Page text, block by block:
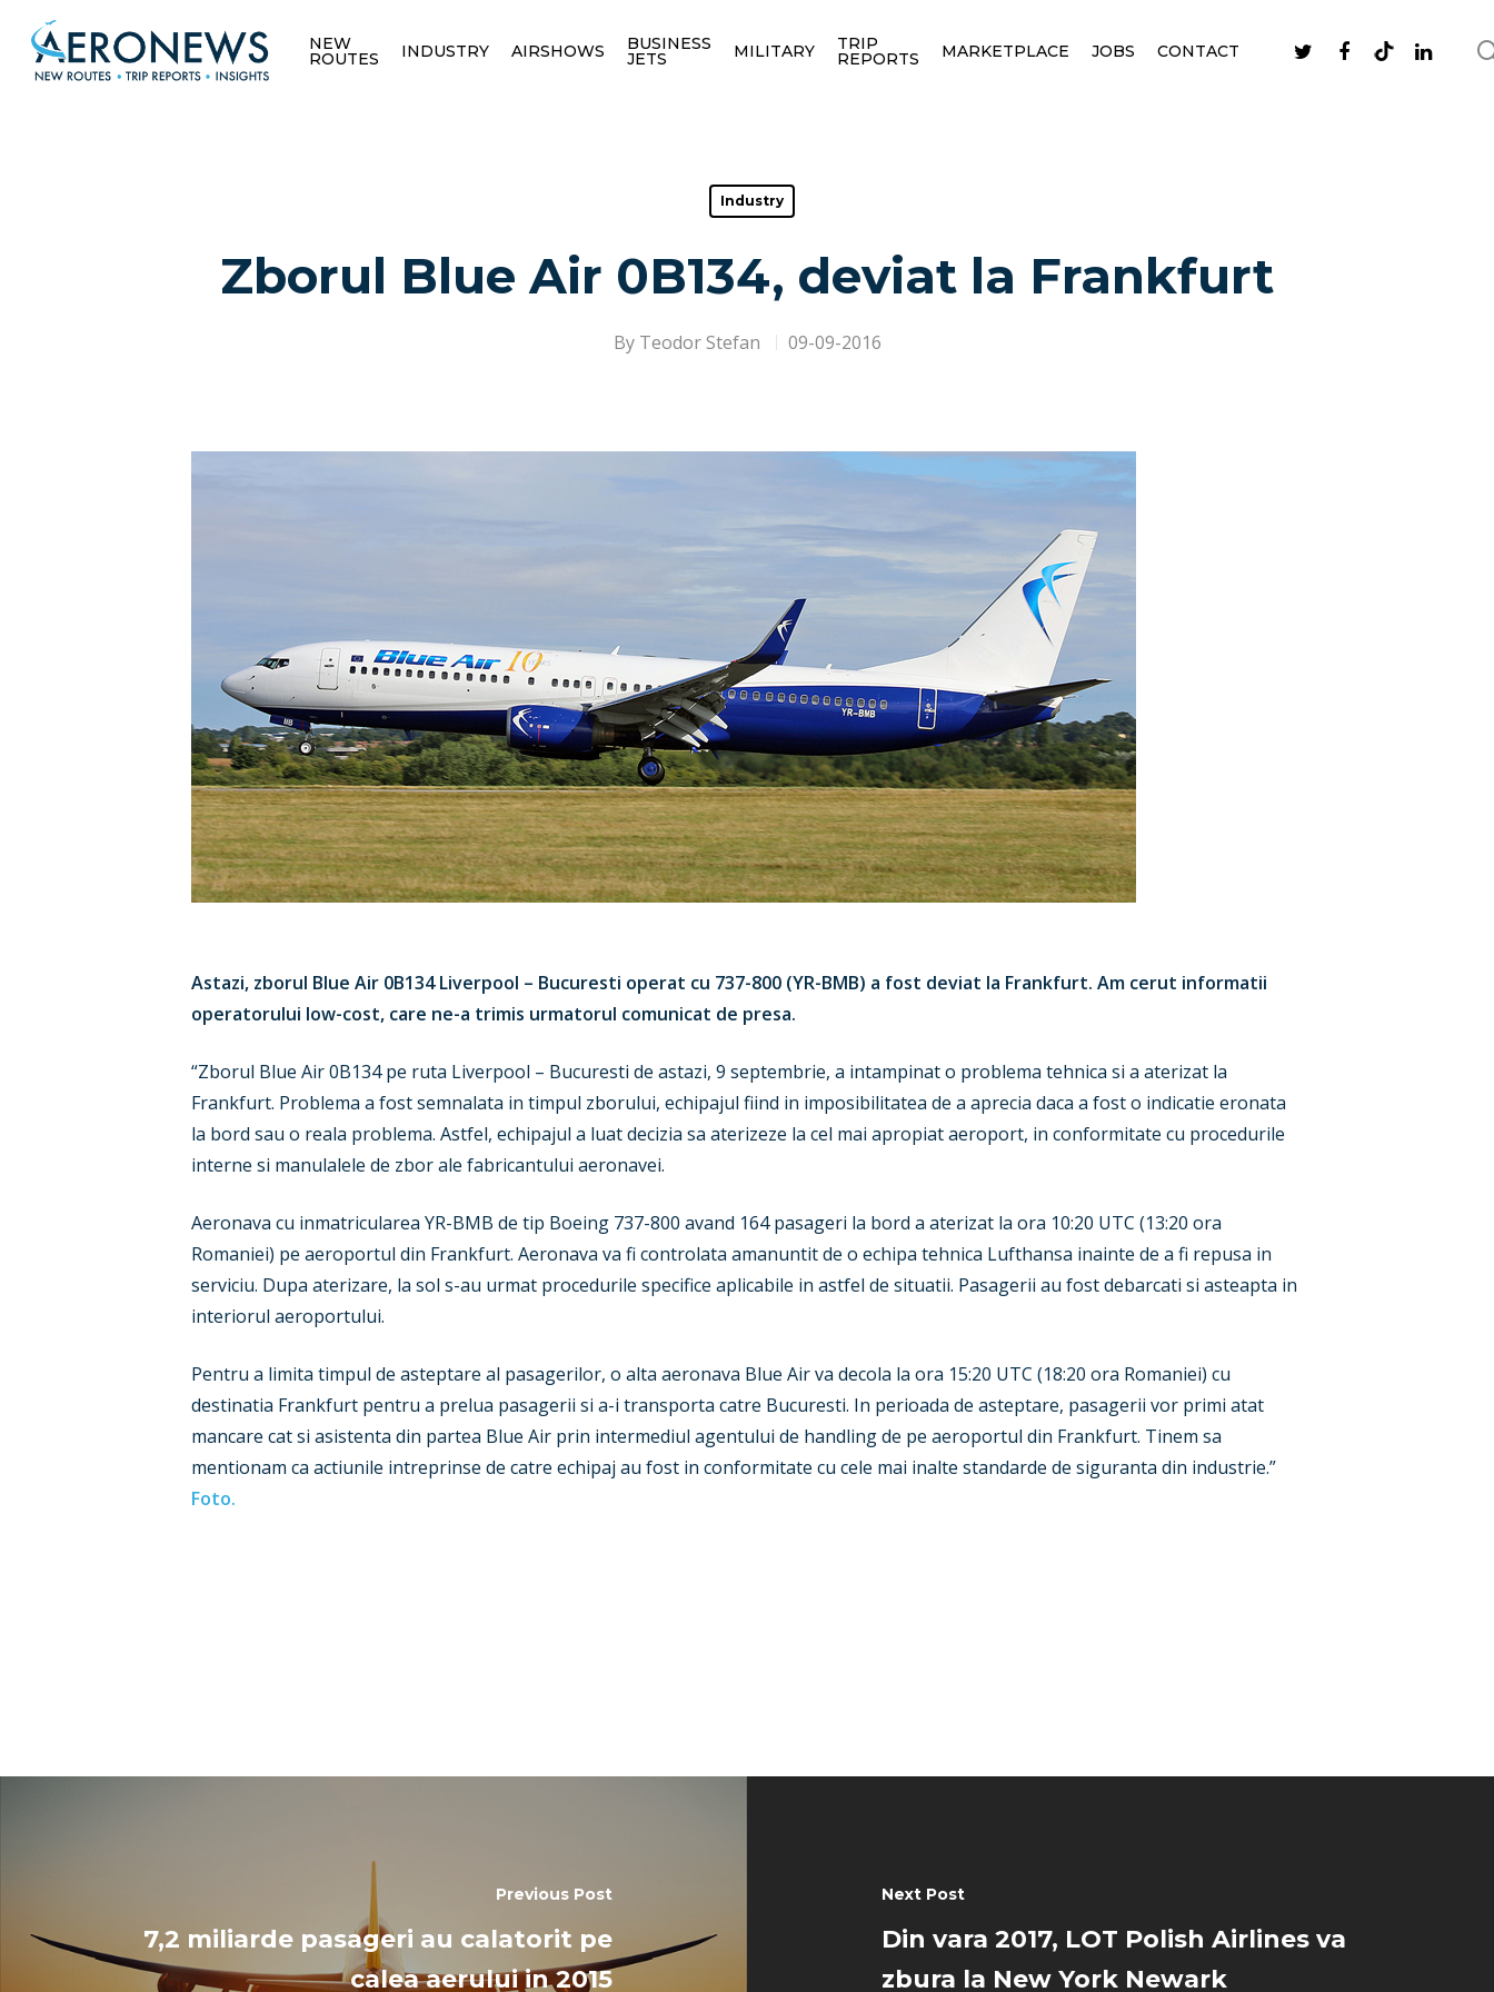
NEW
ROUTES INDUSTRY AIRSHOWS BUSINESS
JETS MILITARY TRIP
REPORTS MARKETPLACE JOBS CONTACT
Industry
Zborul Blue Air 0B134, deviat la Frankfurt
By Teodor Stefan 09-09-2016
Astazi, zborul Blue Air 0B134 Liverpool – Bucuresti operat cu 737-800 (YR-BMB) a fost deviat la Frankfurt. Am cerut informatii
operatorului low-cost, care ne-a trimis urmatorul comunicat de presa.
“Zborul Blue Air 0B134 pe ruta Liverpool – Bucuresti de astazi, 9 septembrie, a intampinat o problema tehnica si a aterizat la
Frankfurt. Problema a fost semnalata in timpul zborului, echipajul fiind in imposibilitatea de a aprecia daca a fost o indicatie eronata
la bord sau o reala problema. Astfel, echipajul a luat decizia sa aterizeze la cel mai apropiat aeroport, in conformitate cu procedurile
interne si manulalele de zbor ale fabricantului aeronavei.
Aeronava cu inmatricularea YR-BMB de tip Boeing 737-800 avand 164 pasageri la bord a aterizat la ora 10:20 UTC (13:20 ora
Romaniei) pe aeroportul din Frankfurt. Aeronava va fi controlata amanuntit de o echipa tehnica Lufthansa inainte de a fi repusa in
serviciu. Dupa aterizare, la sol s-au urmat procedurile specifice aplicabile in astfel de situatii. Pasagerii au fost debarcati si asteapta in
interiorul aeroportului.
Pentru a limita timpul de asteptare al pasagerilor, o alta aeronava Blue Air va decola la ora 15:20 UTC (18:20 ora Romaniei) cu
destinatia Frankfurt pentru a prelua pasagerii si a-i transporta catre Bucuresti. In perioada de asteptare, pasagerii vor primi atat
mancare cat si asistenta din partea Blue Air prin intermediul agentului de handling de pe aeroportul din Frankfurt. Tinem sa
mentionam ca actiunile intreprinse de catre echipaj au fost in conformitate cu cele mai inalte standarde de siguranta din industrie.”
Foto.
Previous Post
7,2 miliarde pasageri au calatorit pe
calea aerului in 2015
Next Post
Din vara 2017, LOT Polish Airlines va
zbura la New York Newark